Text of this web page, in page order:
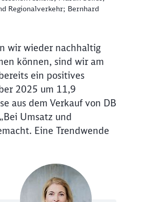
Regionalverkehr; Bernhard
wir wieder nachhaltig
können, sind wir am
ein positives
2025 um 11,9
aus dem Verkauf von DB
Umsatz und
Eine Trendwende